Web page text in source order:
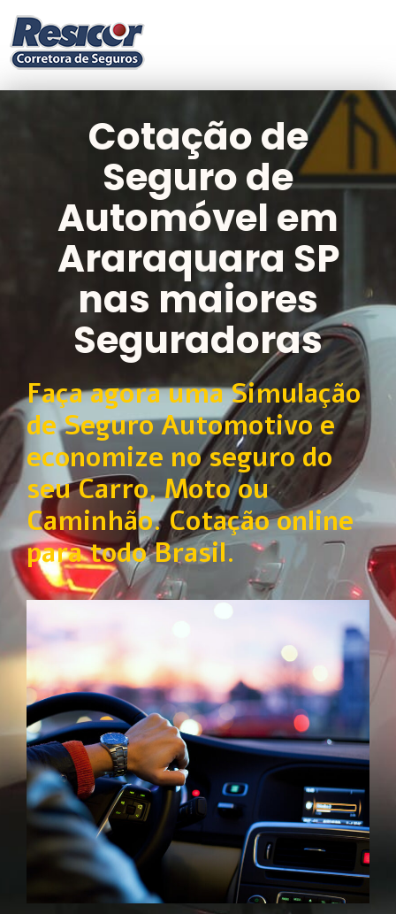
Cotação de
Seguro de
Automóvel em
Araraquara SP
nas maiores
Seguradoras
Faça agora uma Simulação
de Seguro Automotivo e
economize no seguro do
seu Carro, Moto ou
Caminhão. Cotação online
para todo Brasil.